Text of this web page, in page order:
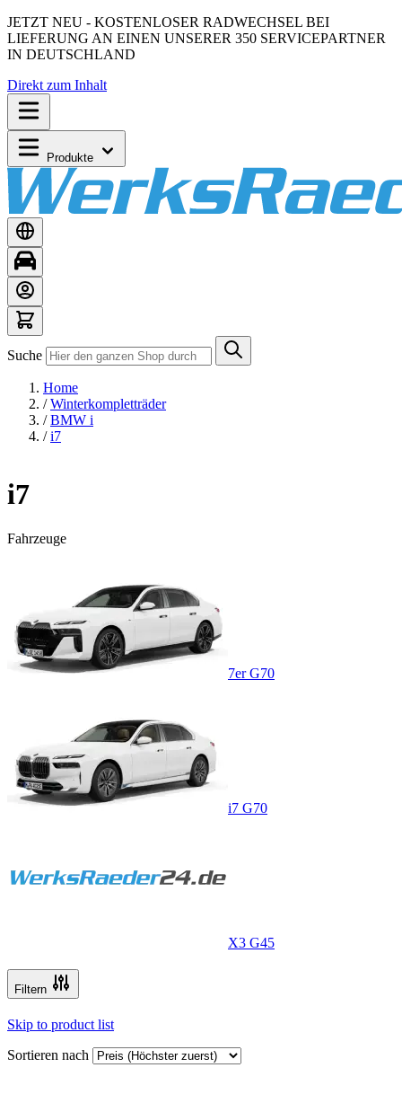
JETZT NEU - KOSTENLOSER RADWECHSEL BEI
LIEFERUNG AN EINEN UNSERER 350 SERVICEPARTNER
IN DEUTSCHLAND
Direkt zum Inhalt
Produkte
Suche
Home
/ Winterkompletträder
/ BMW i
/ i7
i7
Fahrzeuge
7er G70
i7 G70
X3 G45
Filtern
Skip to product list
Sortieren nach